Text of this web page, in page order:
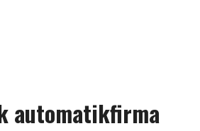
automatikfirma